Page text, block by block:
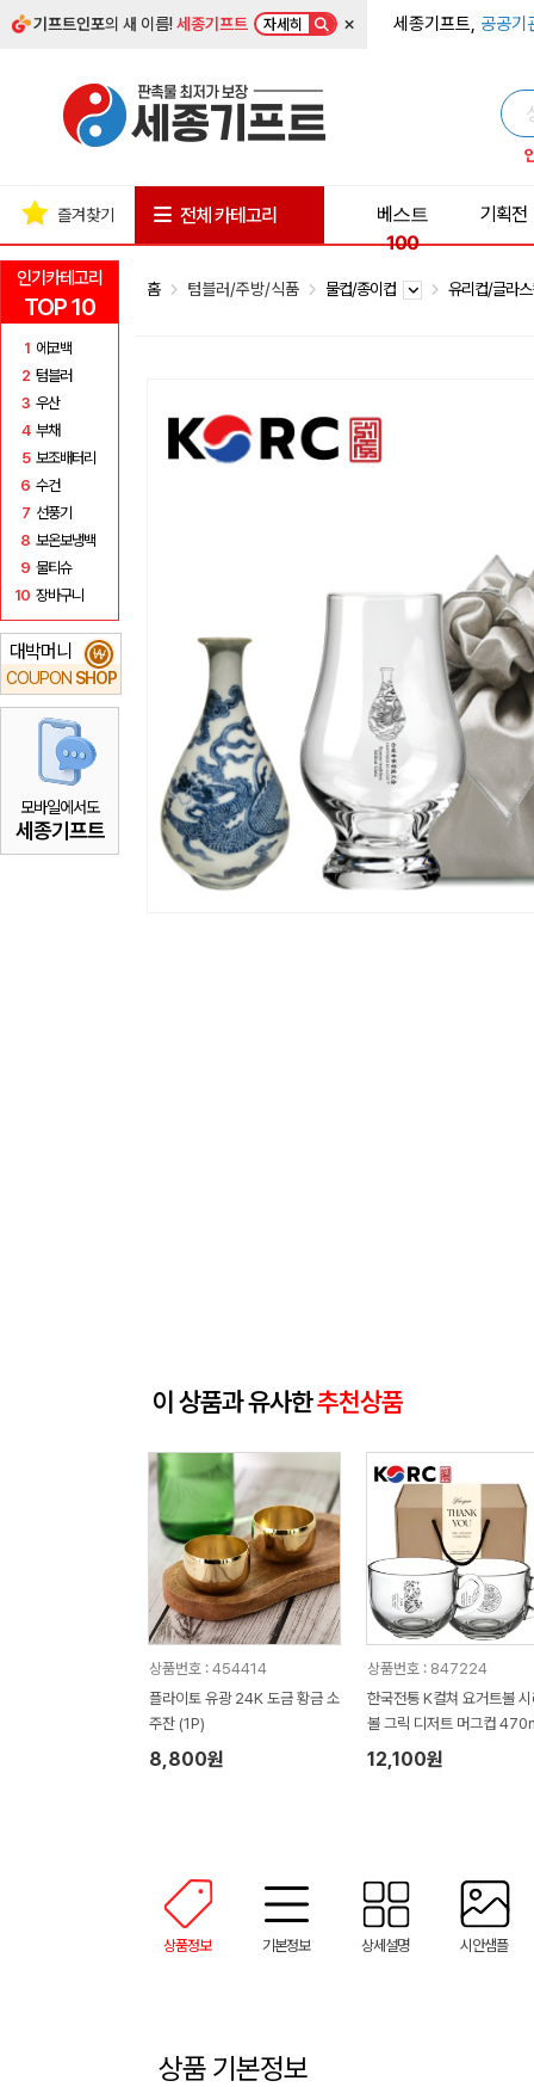
기프트인포의 새 이름!세종기프트 자세히 × 세종기프트, 공공기
인기카테고리
TOP 10
1 에코백
2 텀블러
3 우산
4 부채
5 보조배터리
6 수건
7 선풍기
8 보온보냉백
9 물티슈
10 장바구니
대박머니
COUPON SHOP
₩
모바일에서도
세종기프트
즐겨찾기 전체 카테고리
베스트
100
기획전
홈 텀블러/주방/식품 물컵/종이컵 유리컵/글라
이 상품과 유사한추천상품
상품번호 : 454414
플라이토 유광 24K 도금 황금 소
주잔 (1P)
8,800원
상품번호 : 847224
한국전통 K컬쳐 요거트볼
볼 그릭 디저트 머그컵
P 기프팅
12,100원
상품정보 기본정보 상세설명 시안샘플
상품 기본정보